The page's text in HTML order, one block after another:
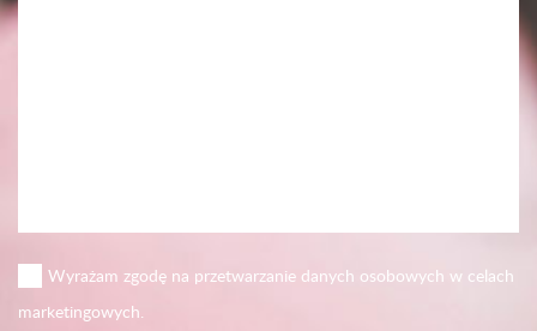
Wyrażam zgodę na przetwarzanie danych osobowych w celach
marketingowych.